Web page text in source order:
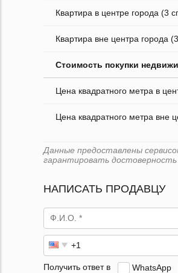
Квартира в центре города (3
Квартира вне центра города
Стоимость покупки
Цена квадратного метра в
Цена квадратного метра вне
Данные предоставлены
гарантировать
НАПИСАТЬ ПРОДАВЦУ
Получить ответ в WhatsApp